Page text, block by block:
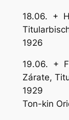
18.06. +
1926
19.06. +
Zárate,
1929
Ton-kin